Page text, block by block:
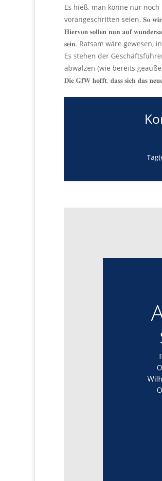
Es hieß, man könne nur
vorangeschritten seien. 𝐒𝐨 𝐰𝐢𝐫𝐝
𝐇𝐢𝐞𝐫𝐯𝐨𝐧 𝐬𝐨𝐥𝐥𝐞𝐧 𝐧𝐮𝐧 𝐚𝐮𝐟
𝐬𝐞𝐢𝐧. Ratsam wäre
Es stehen der
abwälzen (wie bereits
𝐃𝐢𝐞 𝐆𝐟𝐖 𝐡𝐨𝐟𝐟𝐭, 𝐝𝐚𝐬𝐬 𝐬𝐢𝐜𝐡 𝐝𝐚𝐬